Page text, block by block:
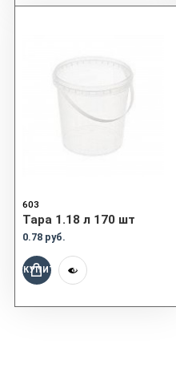
603
Тара 1.18 л 170 шт
0.78 руб.
КУПИТЬ